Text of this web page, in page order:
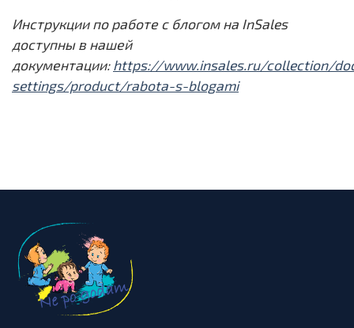
Инструкции по работе с блогом на InSales
доступны в нашей
документации:https://www.insales.ru/collection/
settings/product/rabota-s-blogami